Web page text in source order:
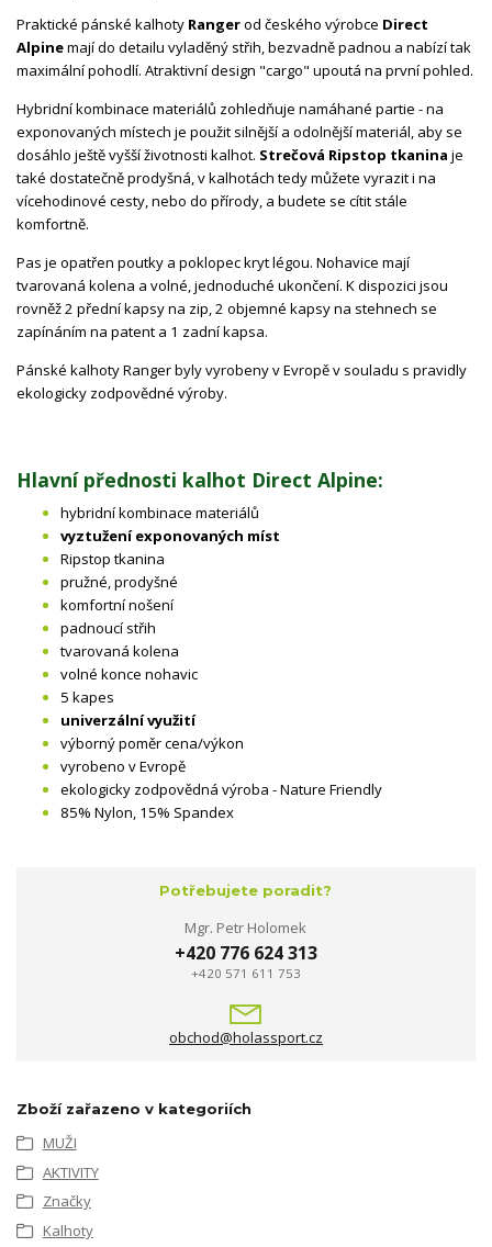
Praktické pánské kalhoty Rangerod českého výrobce Direct
Alpinemají do detailu vyladěný střih, bezvadně padnou a nabízí tak
maximální pohodlí. Atraktivní design "cargo" upoutá na první pohled.
Hybridní kombinace materiálů zohledňuje namáhané partie - na
exponovaných místech je použit silnější a odolnější materiál, aby se
dosáhlo ještě vyšší životnosti kalhot. Strečová Ripstop tkanina je
také dostatečně prodyšná, v kalhotách tedy můžete vyrazit i na
vícehodinové cesty, nebo do přírody, a budete se cítit stále
komfortně.
Pas je opatřen poutky a poklopec kryt légou. Nohavice mají
tvarovaná kolena a volné, jednoduché ukončení. K dispozici jsou
rovněž 2 přední kapsy na zip, 2 objemné kapsy na stehnech se
zapínáním na patent a 1 zadní kapsa.
Pánské kalhoty Ranger byly vyrobeny v Evropě v souladu s pravidly
ekologicky zodpovědné výroby.
Hlavní přednosti kalhot Direct Alpine:
hybridní kombinace materiálů
vyztužení exponovaných míst
Ripstop tkanina
pružné, prodyšné
komfortní nošení
padnoucí střih
tvarovaná kolena
volné konce nohavic
5 kapes
univerzální využití
výborný poměr cena/výkon
vyrobeno v Evropě
ekologicky zodpovědná výroba - Nature Friendly
85% Nylon, 15% Spandex
Potřebujete poradit?
Mgr. Petr Holomek
+420 776 624 313
+420 571 611 753
obchod@holassport.cz
Zboží zařazeno v kategoriích
MUŽI
AKTIVITY
Značky
Kalhoty